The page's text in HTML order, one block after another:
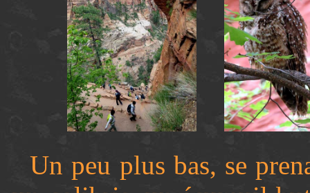
Un peu plus bas, se